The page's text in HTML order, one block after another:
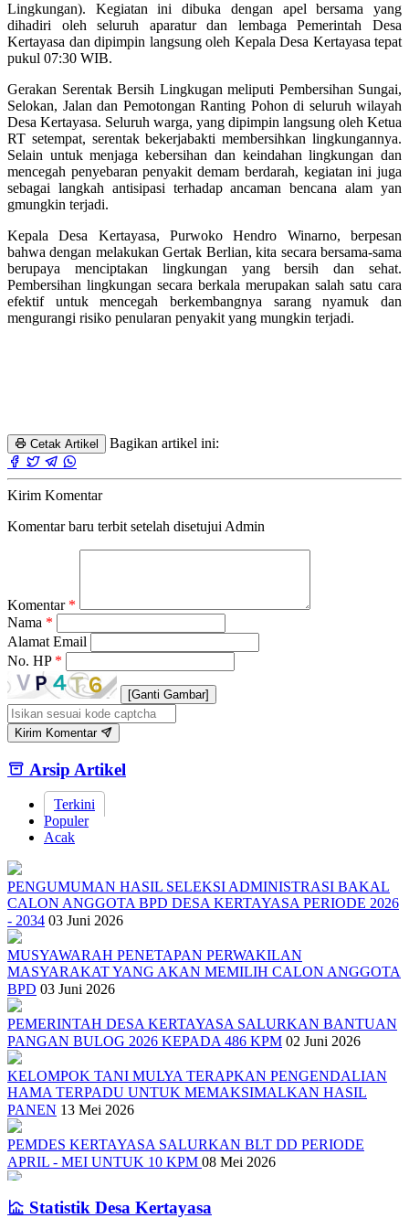
Lingkungan). Kegiatan ini dibuka dengan apel bersama yang
dihadiri oleh seluruh aparatur dan lembaga Pemerintah Desa
Kertayasa dan dipimpin langsung oleh Kepala Desa Kertayasa tepat
pukul 07:30 WIB.
Gerakan Serentak Bersih Lingkugan meliputi Pembersihan Sungai,
Selokan, Jalan dan Pemotongan Ranting Pohon di seluruh wilayah
Desa Kertayasa. Seluruh warga, yang dipimpin langsung oleh Ketua
RT setempat, serentak bekerjabakti membersihkan lingkungannya.
Selain untuk menjaga kebersihan dan keindahan lingkungan dan
mencegah penyebaran penyakit demam berdarah, kegiatan ini juga
sebagai langkah antisipasi terhadap ancaman bencana alam yan
gmungkin terjadi.
Kepala Desa Kertayasa, Purwoko Hendro Winarno, berpesan
bahwa dengan melakukan Gertak Berlian, kita secara bersama-sama
berupaya menciptakan lingkungan yang bersih dan sehat.
Pembersihan lingkungan secara berkala merupakan salah satu cara
efektif untuk mencegah berkembangnya sarang nyamuk dan
mengurangi risiko penularan penyakit yang mungkin terjadi.
Cetak Artikel Bagikan artikel ini:
Kirim Komentar
Komentar baru terbit setelah disetujui Admin
Komentar *
Nama *
Alamat Email
No. HP *
[Ganti Gambar]
Kirim Komentar
Arsip Artikel
Terkini
Populer
Acak
PENGUMUMAN HASIL SELEKSI ADMINISTRASI BAKAL
CALON ANGGOTA BPD DESA KERTAYASA PERIODE 2026
- 2034 03 Juni 2026
MUSYAWARAH PENETAPAN PERWAKILAN
MASYARAKAT YANG AKAN MEMILIH CALON ANGGOTA
BPD 03 Juni 2026
PEMERINTAH DESA KERTAYASA SALURKAN BANTUAN
PANGAN BULOG 2026 KEPADA 486 KPM 02 Juni 2026
KELOMPOK TANI MULYA TERAPKAN PENGENDALIAN
HAMA TERPADU UNTUK MEMAKSIMALKAN HASIL
PANEN 13 Mei 2026
PEMDES KERTAYASA SALURKAN BLT DD PERIODE
APRIL - MEI UNTUK 10 KPM 08 Mei 2026
SOSIALISASI TENTANG PEMILIHAN ANGGOTA BPD DAN
PEMBENTUKAN PANITIA PENGISIAN ANGGOTA BPD
Statistik Desa Kertayasa